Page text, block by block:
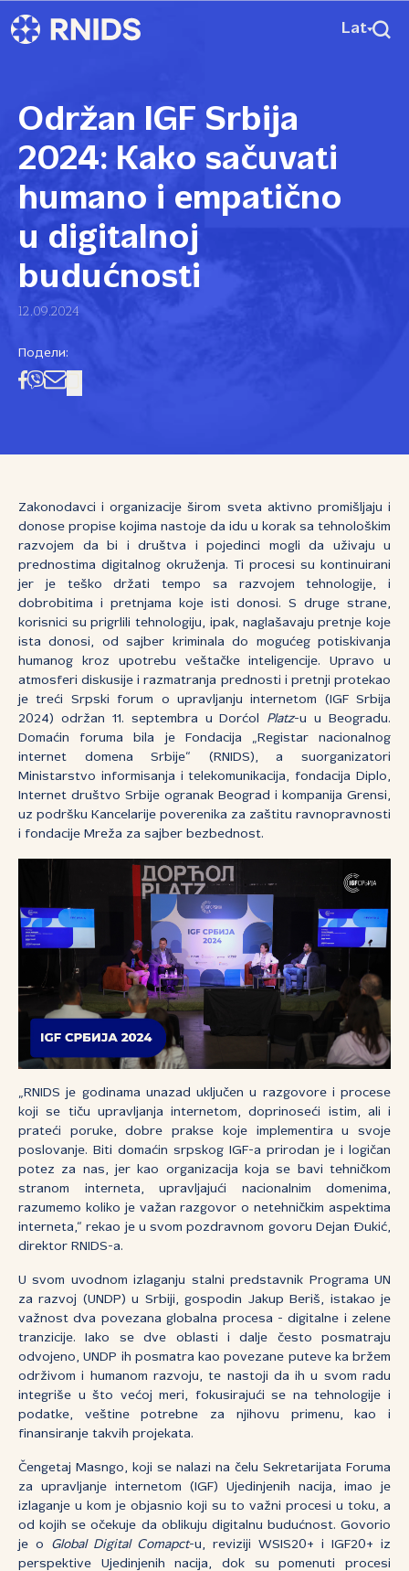
Lat
Održan IGF Srbija
2024: Kako sačuvati
humano i empatično
u digitalnoj
budućnosti
12.09.2024
Подели:
Zakonodavci i organizacije širom sveta aktivno promišljaju i
donose propise kojima nastoje da idu u korak sa tehnološkim
razvojem da bi i društva i pojedinci mogli da uživaju u
prednostima digitalnog okruženja. Ti procesi su kontinuirani
jer je teško držati tempo sa razvojem tehnologije, i
dobrobitima i pretnjama koje isti donosi. S druge strane,
korisnici su prigrlili tehnologiju, ipak, naglašavaju pretnje koje
ista donosi, od sajber kriminala do mogućeg potiskivanja
humanog kroz upotrebu veštačke inteligencije. Upravo u
atmosferi diskusije i razmatranja prednosti i pretnji protekao
je treći Srpski forum o upravljanju internetom (IGF Srbija
2024) održan 11. septembra u Dorćol Platz-u u Beogradu.
Domaćin foruma bila je Fondacija „Registar nacionalnog
internet domena Srbije“ (RNIDS), a suorganizatori
Ministarstvo informisanja i telekomunikacija, fondacija Diplo,
Internet društvo Srbije ogranak Beograd i kompanija Grensi,
uz podršku Kancelarije poverenika za zaštitu ravnopravnosti
i fondacije Mreža za sajber bezbednost.
„RNIDS je godinama unazad uključen u razgovore i procese
koji se tiču upravljanja internetom, doprinoseći istim, ali i
prateći poruke, dobre prakse koje implementira u svoje
poslovanje. Biti domaćin srpskog IGF-a prirodan je i logičan
potez za nas, jer kao organizacija koja se bavi tehničkom
stranom interneta, upravljajući nacionalnim domenima,
razumemo koliko je važan razgovor o netehničkim aspektima
interneta,“ rekao je u svom pozdravnom govoru Dejan Đukić,
direktor RNIDS-a.
U svom uvodnom izlaganju stalni predstavnik Programa UN
za razvoj (UNDP) u Srbiji, gospodin Jakup Beriš, istakao je
važnost dva povezana globalna procesa - digitalne i zelene
tranzicije. Iako se dve oblasti i dalje često posmatraju
odvojeno, UNDP ih posmatra kao povezane puteve ka bržem
održivom i humanom razvoju, te nastoji da ih u svom radu
integriše u što većoj meri, fokusirajući se na tehnologije i
podatke, veštine potrebne za njihovu primenu, kao i
finansiranje takvih projekata.
Čengetaj Masngo, koji se nalazi na čelu Sekretarijata Foruma
za upravljanje internetom (IGF) Ujedinjenih nacija, imao je
izlaganje u kom je objasnio koji su to važni procesi u toku, a
od kojih se očekuje da oblikuju digitalnu budućnost. Govorio
je o Global Digital Comapct-u, reviziji WSIS20+ i IGF20+ iz
perspektive Ujedinjenih nacija, dok su pomenuti procesi